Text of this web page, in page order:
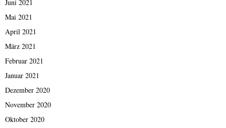
Juni 2021
Mai 2021
April 2021
März 2021
Februar 2021
Januar 2021
Dezember 2020
November 2020
Oktober 2020